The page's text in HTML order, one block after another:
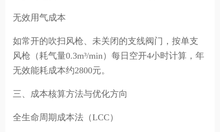
无效用气成本
如常开的吹扫风枪、未关闭的支线阀门，按单支
风枪（耗气量0.3m³/min）每日空开4小时计算，年
无效能耗成本约2800元。
三、成本核算方法与优化方向
全生命周期成本法（LCC）